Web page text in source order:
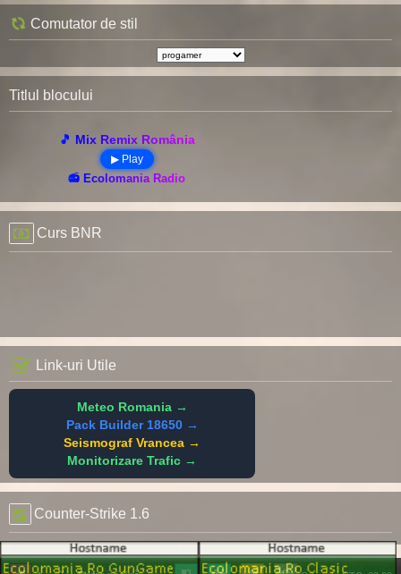
Comutator de stil
Titlul blocului
🎵 Mix Remix România
▶ Play
📻 Ecolomania Radio
Curs BNR
Link-uri Utile
Meteo Romania →
Pack Builder 18650 →
Seismograf Vrancea →
Monitorizare Trafic →
Counter-Strike 1.6